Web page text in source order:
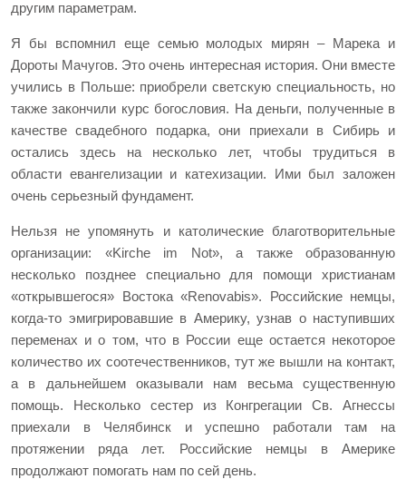
другим параметрам.
Я бы вспомнил еще семью молодых мирян – Марека и
Дороты Мачугов. Это очень интересная история. Они вместе
учились в Польше: приобрели светскую специальность, но
также закончили курс богословия. На деньги, полученные в
качестве свадебного подарка, они приехали в Сибирь и
остались здесь на несколько лет, чтобы трудиться в
области евангелизации и катехизации. Ими был заложен
очень серьезный фундамент.
Нельзя не упомянуть и католические благотворительные
организации: «Kirche im Not», а также образованную
несколько позднее специально для помощи христианам
«открывшегося» Востока «Renovabis». Российские немцы,
когда-то эмигрировавшие в Америку, узнав о наступивших
переменах и о том, что в России еще остается некоторое
количество их соотечественников, тут же вышли на контакт,
а в дальнейшем оказывали нам весьма существенную
помощь. Несколько сестер из Конгрегации Св. Агнессы
приехали в Челябинск и успешно работали там на
протяжении ряда лет. Российские немцы в Америке
продолжают помогать нам по сей день.